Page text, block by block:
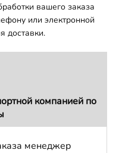
вашего заказа
или электронной
доставки.
компанией по
менеджер